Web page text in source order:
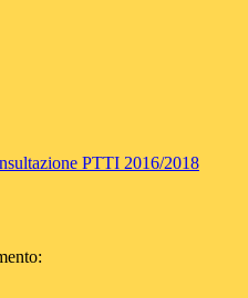
PTTI 2016/2018